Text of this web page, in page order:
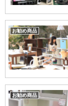
お勧め商品
お勧め商品